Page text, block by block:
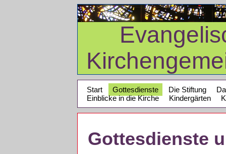
Start Gottesdienste Die Stiftung
Einblicke in die Kirche
Kindergärten
Gottesdienste